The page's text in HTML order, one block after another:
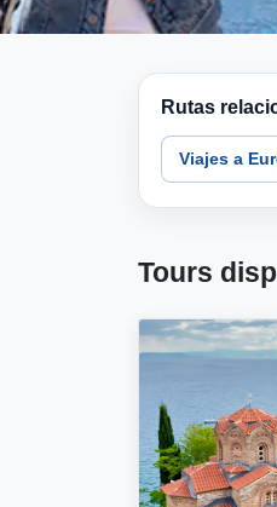
Rutas
Viajes a
Tours